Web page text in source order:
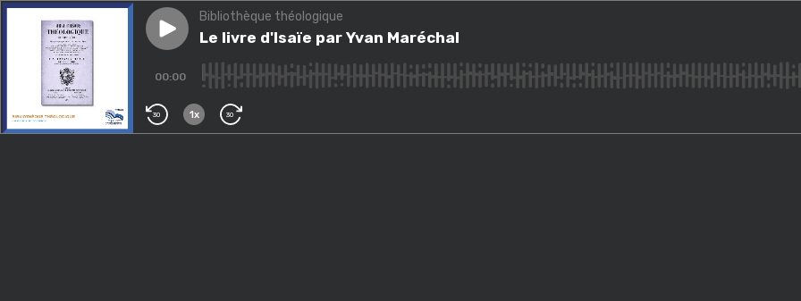
Play episodeLe livre d'Isaïe par Yvan Maréchal
Bibliothèque théologique
Le livre d'Isaïe par Yvan Maréchal
00:00
30 1x 30